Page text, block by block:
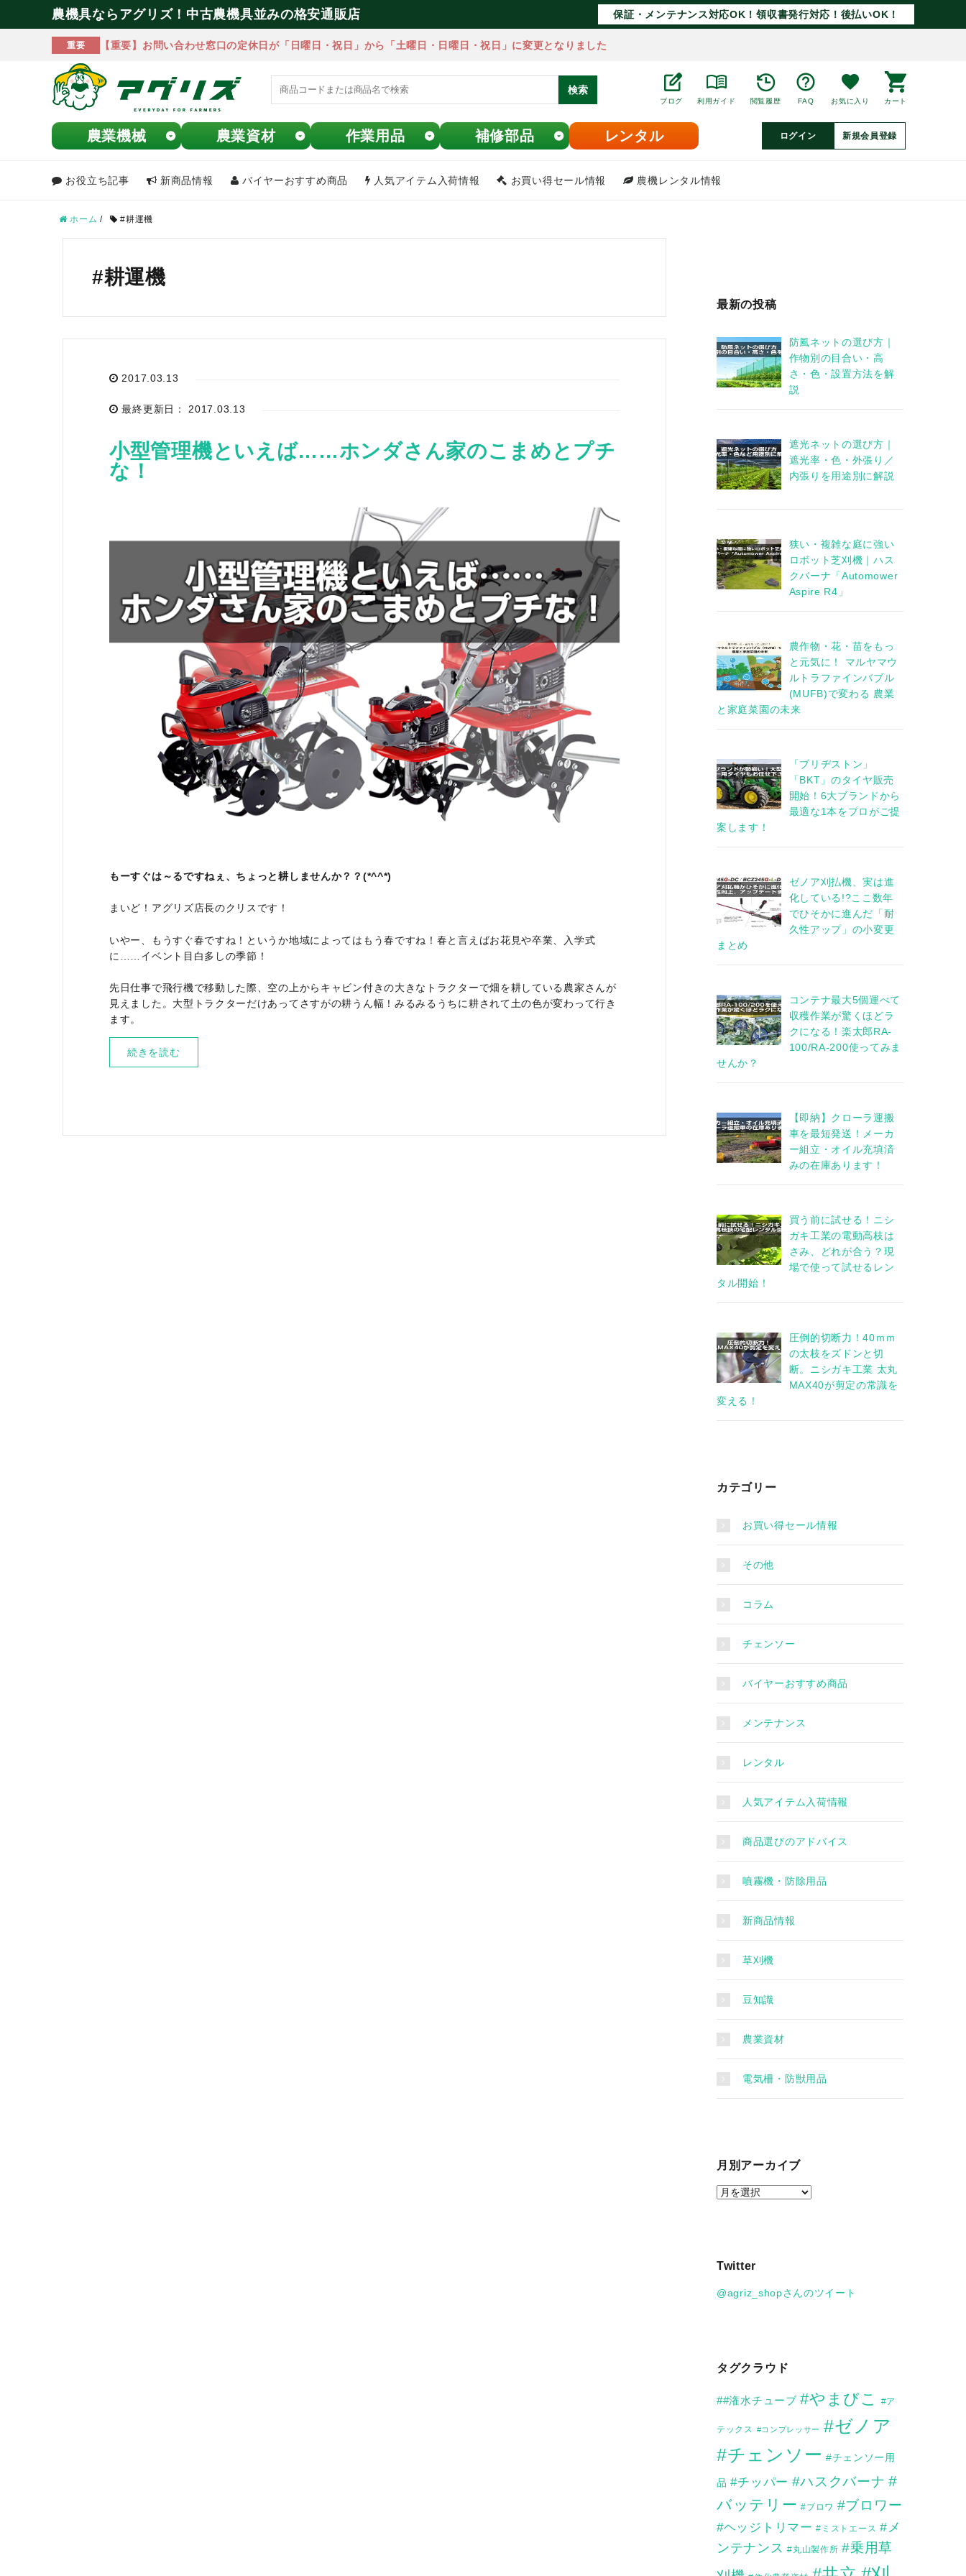
農機具ならアグリズ！中古農機具並みの格安通販店 保証・メンテナンス対応OK！領収書発行対応！後払いOK！
重要 【重要】お問い合わせ窓口の定休日が「日曜日・祝日」から「土曜日・日曜日・祝日」に変更となりました
検索
ブログ 利用ガイド 閲覧履歴 FAQ お気に入り カート
農業機械 農業資材 作業用品 補修部品 レンタル ログイン 新規会員登録
お役立ち記事 新商品情報 バイヤーおすすめ商品 人気アイテム入荷情報 お買い得セール情報 農機レンタル情報
ログイン person 会員登録
FAXでのご注文
ホーム / #耕運機
#耕運機
2017.03.13
最終更新日： 2017.03.13
小型管理機といえば……ホンダさん家のこまめとプチ
な！
もーすぐは～るですねぇ、ちょっと耕しませんか？？(*^^*)
まいど！アグリズ店長のクリスです！
いやー、もうすぐ春ですね！というか地域によってはもう春ですね！春と言えばお花見や卒業、入学式
に……イベント目白多しの季節！
先日仕事で飛行機で移動した際、空の上からキャビン付きの大きなトラクターで畑を耕している農家さんが
見えました。大型トラクターだけあってさすがの耕うん幅！みるみるうちに耕されて土の色が変わって行き
ます。
続きを読む
最新の投稿
防風ネットの選び方｜
作物別の目合い・高
さ・色・設置方法を解
説
遮光ネットの選び方｜
遮光率・色・外張り／
内張りを用途別に解説
狭い・複雑な庭に強い
ロボット芝刈機｜ハス
クバーナ「Automower
Aspire R4」
農作物・花・苗をもっ
と元気に！ マルヤマウ
ルトラファインバブル
(MUFB)で変わる 農業
と家庭菜園の未来
「ブリヂストン」
「BKT」のタイヤ販売
開始！6大ブランドから
最適な1本をプロがご提
案します！
ゼノア刈払機、実は進
化している!?ここ数年
でひそかに進んだ「耐
久性アップ」の小変更
まとめ
コンテナ最大5個運べて
収穫作業が驚くほどラ
クになる！楽太郎RA-
100/RA-200使ってみま
せんか？
【即納】クローラ運搬
車を最短発送！メーカ
ー組立・オイル充填済
みの在庫あります！
買う前に試せる！ニシ
ガキ工業の電動高枝は
さみ、どれが合う？現
場で使って試せるレン
タル開始！
圧倒的切断力！40ｍｍ
の太枝をズドンと切
断。ニシガキ工業 太丸
MAX40が剪定の常識を
変える！
カテゴリー
お買い得セール情報
その他
コラム
チェンソー
バイヤーおすすめ商品
メンテナンス
レンタル
人気アイテム入荷情報
商品選びのアドバイス
噴霧機・防除用品
新商品情報
草刈機
豆知識
農業資材
電気柵・防獣用品
月別アーカイブ
月
イ
Twitter
@agriz_shopさんのツイート
タグクラウド
##潅水チューブ #やまびこ #ア
テックス #コンプレッサー #ゼノア
#チェンソー #チェンソー用
品 #チッパー #ハスクバーナ #
バッテリー #ブロワ #ブロワー
#ヘッジトリマー #ミストエース #メ
ンテナンス #丸山製作所 #乗用草